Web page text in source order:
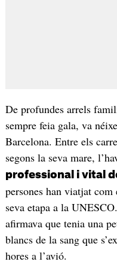
De profundes arrels
sempre feia gala, va
Barcelona. Entre els
segons la seva mare,
professional i vital
persones han viatjat
seva etapa a la
afirmava que tenia una
blancs de la sang que
hores a l’avió.